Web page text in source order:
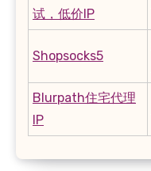
试，低价IP
Shopsocks5
Blurpath住宅代理
IP